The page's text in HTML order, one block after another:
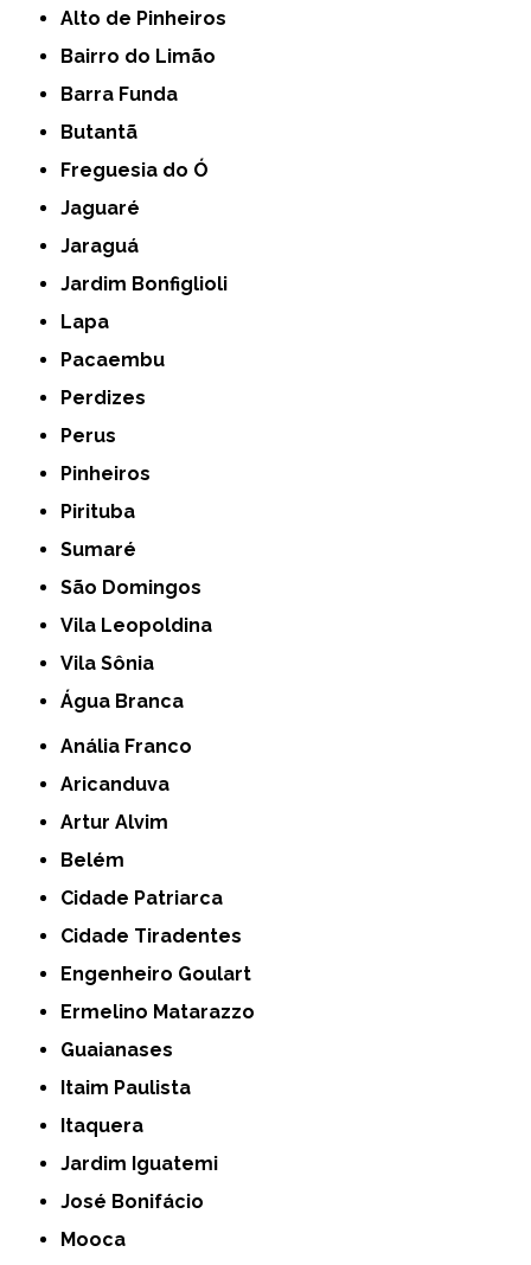
Alto de Pinheiros
Bairro do Limão
Barra Funda
Butantã
Freguesia do Ó
Jaguaré
Jaraguá
Jardim Bonfiglioli
Lapa
Pacaembu
Perdizes
Perus
Pinheiros
Pirituba
Sumaré
São Domingos
Vila Leopoldina
Vila Sônia
Água Branca
Anália Franco
Aricanduva
Artur Alvim
Belém
Cidade Patriarca
Cidade Tiradentes
Engenheiro Goulart
Ermelino Matarazzo
Guaianases
Itaim Paulista
Itaquera
Jardim Iguatemi
José Bonifácio
Mooca